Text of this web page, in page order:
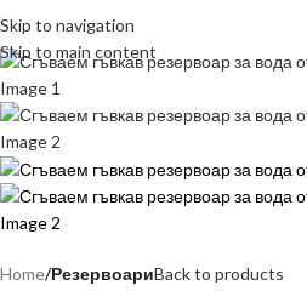
Skip to navigation
Skip to main content
Home РезервоариBack to products